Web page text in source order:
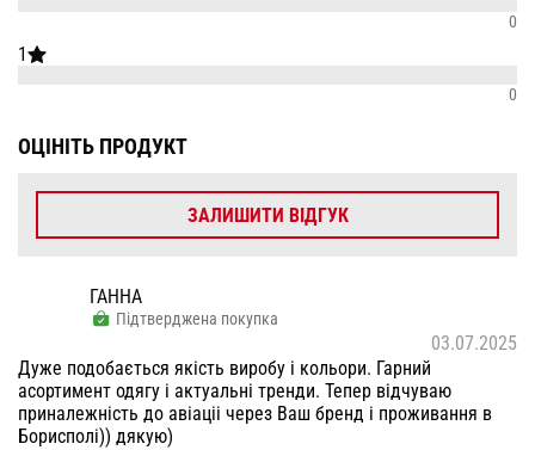
0
1
0
ОЦІНІТЬ ПРОДУКТ
ЗАЛИШИТИ ВІДГУК
ГАННА
Підтверджена покупка
03.07.2025
Дуже подобається якість виробу і кольори. Гарний
асортимент одягу і актуальні тренди. Тепер відчуваю
приналежність до авіаціі через Ваш бренд і проживання в
Борисполі)) дякую)